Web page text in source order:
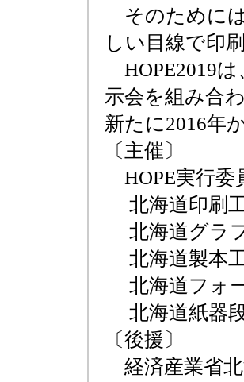
そのために
しい目線で印
HOPE2019
示会を組み合
新たに2016年
〔主催〕
HOPE実行委
北海道印刷
北海道グラ
北海道製本
北海道フォ
北海道紙器
〔後援〕
経済産業省北